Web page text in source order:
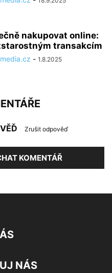
nakupovat online:
transakcím
- 1.8.2025
Zrušit odpověď
KOMENTÁŘ
NÁS